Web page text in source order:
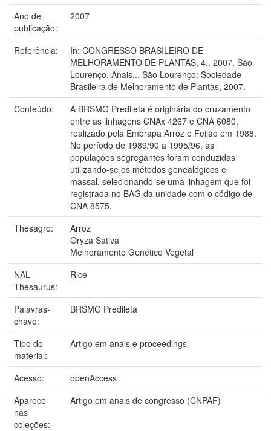
Ano de
publicação:
2007
Referência:
In: CONGRESSO BRASILEIRO DE
MELHORAMENTO DE PLANTAS, 4., 2007, São
Lourenço. Anais... São Lourenço: Sociedade
Brasileira de Melhoramento de Plantas, 2007.
Conteúdo:
A BRSMG Predileta é originária do cruzamento
entre as linhagens CNAx 4267 e CNA 6080,
realizado pela Embrapa Arroz e Feijão em 1988.
No período de 1989/90 a 1995/96, as
populações segregantes foram conduzidas
utilizando-se os métodos genealógicos e
massal, selecionando-se uma linhagem que foi
registrada no BAG da unidade com o código de
CNA 8575.
Thesagro:
Arroz
Oryza Sativa
Melhoramento Genético Vegetal
NAL
Thesaurus:
Rice
Palavras-
chave:
BRSMG Predileta
Tipo do
material:
Artigo em anais e proceedings
Acesso:
openAccess
Aparece
nas
coleções:
Artigo em anais de congresso (CNPAF)